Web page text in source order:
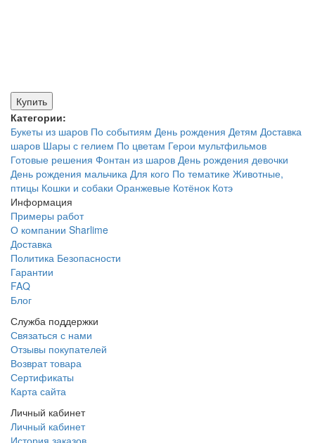
Купить
Категории:
Букеты из шаров По событиям День рождения Детям Доставка
шаров Шары с гелием По цветам Герои мультфильмов
Готовые решения Фонтан из шаров День рождения девочки
День рождения мальчика Для кого По тематике Животные,
птицы Кошки и собаки Оранжевые Котёнок Котэ
Информация
Примеры работ
О компании Sharlime
Доставка
Политика Безопасности
Гарантии
FAQ
Блог
Служба поддержки
Связаться с нами
Отзывы покупателей
Возврат товара
Сертификаты
Карта сайта
Личный кабинет
Личный кабинет
История заказов